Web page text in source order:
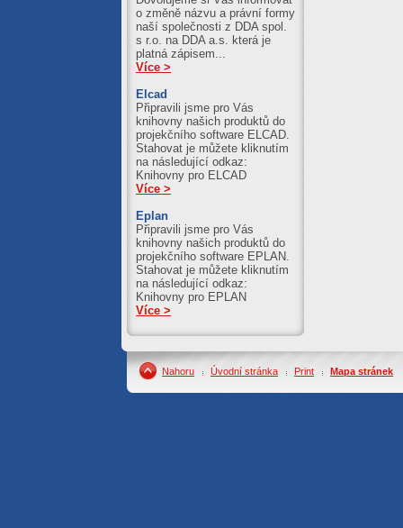
o změně názvu a právní formy
naší společnosti z DDA spol.
s r.o. na DDA a.s. která je
platná zápisem...
Více >
Elcad
Připravili jsme pro Vás
knihovny našich produktů do
projekčního software ELCAD.
Stahovat je můžete kliknutím
na následující odkaz:
Knihovny pro ELCAD
Více >
Eplan
Připravili jsme pro Vás
knihovny našich produktů do
projekčního software EPLAN.
Stahovat je můžete kliknutím
na následující odkaz:
Knihovny pro EPLAN
Více >
Nahoru Úvodní stránka Print Mapa stránek